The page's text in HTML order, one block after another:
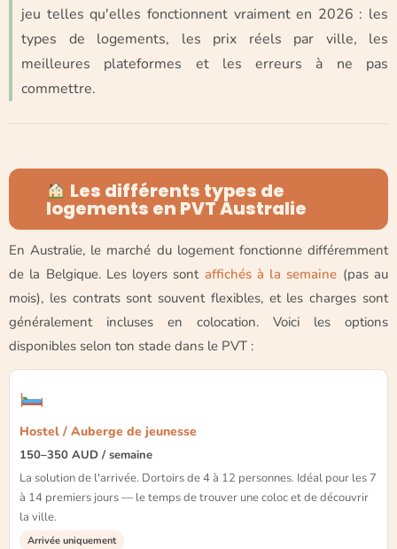
jeu telles qu'elles fonctionnent vraiment en 2026 : les
types de logements, les prix réels par ville, les
meilleures plateformes et les erreurs à ne pas
commettre.
Les différents types de
logements en PVT Australie
En Australie, le marché du logement fonctionne différemment
de la Belgique. Les loyers sont affichés à la semaine (pas au
mois), les contrats sont souvent flexibles, et les charges sont
généralement incluses en colocation. Voici les options
disponibles selon ton stade dans le PVT :
Hostel / Auberge de jeunesse
150–350 AUD / semaine
La solution de l'arrivée. Dortoirs de 4 à 12 personnes. Idéal pour les 7
à 14 premiers jours — le temps de trouver une coloc et de découvrir
la ville.
Arrivée uniquement